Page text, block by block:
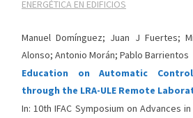
ENERGÉTICA EN EDIFICIOS
Manuel Domínguez; Juan J Fuertes;
Alonso; Antonio Morán; Pablo Barrientos
Education on Automatic
through the LRA-ULE Remote
In:10th IFAC Symposium on Advances